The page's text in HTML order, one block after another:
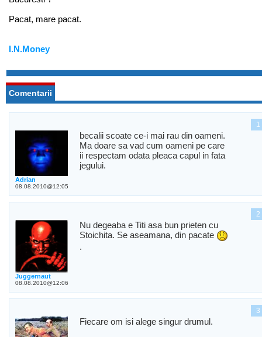
Pacat, mare pacat.
I.N.Money
Comentarii
1
Adrian
08.08.2010@12:05
becalii scoate ce-i mai rau din oameni.
Ma doare sa vad cum oameni pe care
ii respectam odata pleaca capul in fata
jegului.
2
Juggernaut
08.08.2010@12:06
Nu degeaba e Titi asa bun prieten cu
Stoichita. Se aseamana, din pacate
.
3
Fiecare om isi alege singur drumul.